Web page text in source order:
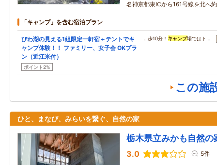
名神京都東ICから161号線を北へ
「キャンプ」を含む宿泊プラン
びわ湖の見える1組限定一軒宿＋テントでキ
ャンプ体験！！ ファミリー、女子会 OKプラ
ン（近江米付）
ポイント2%
…歩10分！ キャンプ場ではト…
この施
ひと、まなび、みらいを繋ぐ、自然の家
栃木県立みかも自然の
3.0 5件